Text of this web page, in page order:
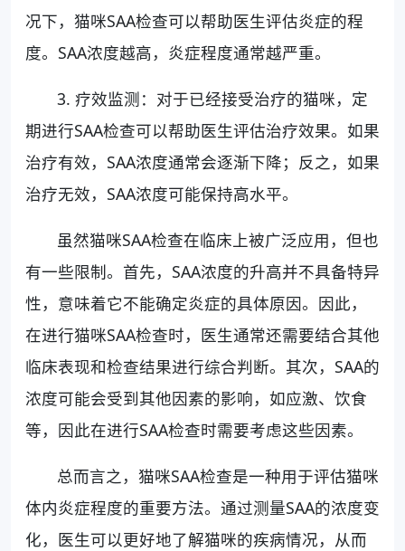
况下，猫咪SAA检查可以帮助医生评估炎症的程
度。SAA浓度越高，炎症程度通常越严重。
3. 疗效监测：对于已经接受治疗的猫咪，定
期进行SAA检查可以帮助医生评估治疗效果。如果
治疗有效，SAA浓度通常会逐渐下降；反之，如果
治疗无效，SAA浓度可能保持高水平。
虽然猫咪SAA检查在临床上被广泛应用，但也
有一些限制。首先，SAA浓度的升高并不具备特异
性，意味着它不能确定炎症的具体原因。因此，
在进行猫咪SAA检查时，医生通常还需要结合其他
临床表现和检查结果进行综合判断。其次，SAA的
浓度可能会受到其他因素的影响，如应激、饮食
等，因此在进行SAA检查时需要考虑这些因素。
总而言之，猫咪SAA检查是一种用于评估猫咪
体内炎症程度的重要方法。通过测量SAA的浓度变
化，医生可以更好地了解猫咪的疾病情况，从而